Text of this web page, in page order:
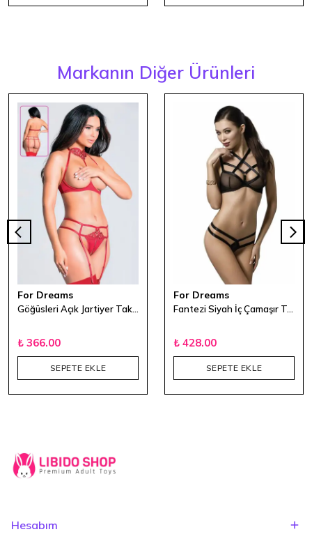
Markanın Diğer Ürünleri
For Dreams
₺ 366.00
SEPETE EKLE
For Dreams
₺ 428.00
SEPETE EKLE
Hesabım